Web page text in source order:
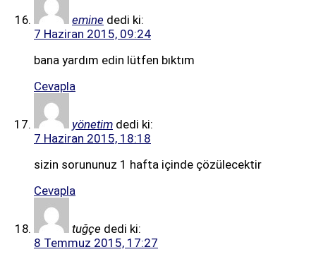
emine dedi ki:
7 Haziran 2015, 09:24
bana yardım edin lütfen bıktım
Cevapla
yönetim dedi ki:
7 Haziran 2015, 18:18
sizin sorununuz 1 hafta içinde çözülecektir
Cevapla
tuğçe dedi ki:
8 Temmuz 2015, 17:27